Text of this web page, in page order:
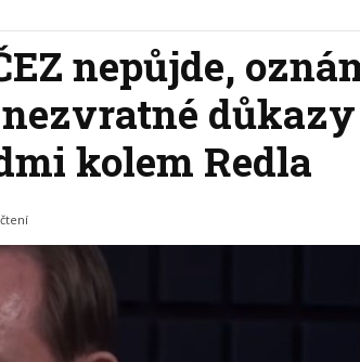
nepůjde,
důkazy
kolem Redla